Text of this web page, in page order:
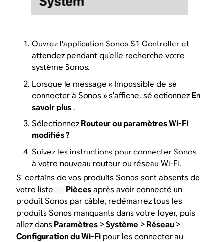
Ouvrez l’application Sonos S1 Controller et
attendez pendant qu’elle recherche votre
système Sonos.
Lorsque le message « Impossible de se
connecter à Sonos » s’affiche, sélectionnezEn
savoir plus.
SélectionnezRouteur ou paramètres Wi-Fi
modifiés ?
Suivez les instructions pour connecter Sonos
à votre nouveau routeur ou réseau Wi-Fi.
Si certains de vos produits Sonos sont absents de
votre liste
Piècesaprès avoir connecté un
produit Sonos par câble, redémarrez tous les
produits Sonos manquants dans votre foyer, puis
allez dansParamètres >Système >Réseau >
Configuration du Wi-Fi pour les connecter au